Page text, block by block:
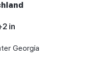
in
Georgia